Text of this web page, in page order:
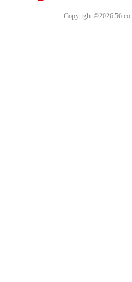
Copyright ©2026